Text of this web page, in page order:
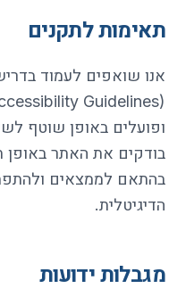
תאימות לתקנים
Guidelines)
ופועלים באופן שוטף
בודקים את האתר באופן
בהתאם לממצאים
הדיגיטלית.
מגבלות ידועות